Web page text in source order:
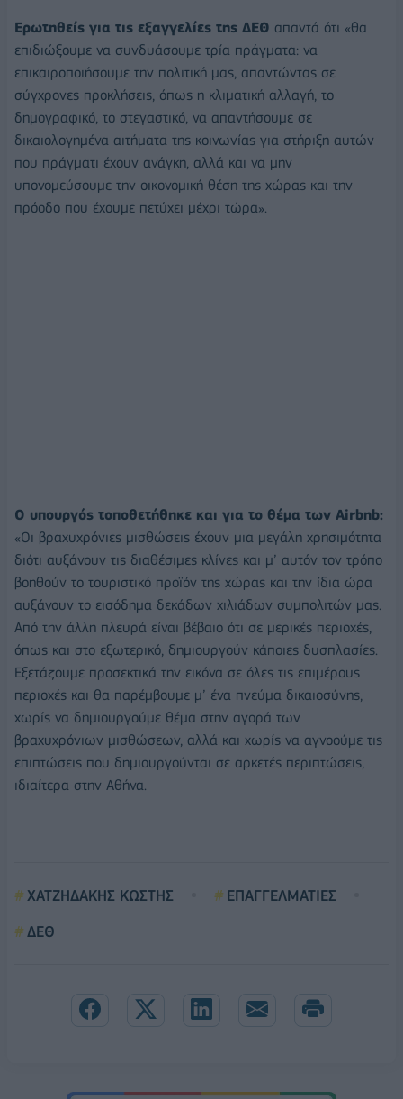
Ερωτηθείς για τις εξαγγελίες της ΔΕΘ απαντά ότι «θα
επιδιώξουµε να συνδυάσουµε τρία πράγµατα: να
επικαιροποιήσουµε την πολιτική µας, απαντώντας σε
σύγχρονες προκλήσεις, όπως η κλιµατική αλλαγή, το
δηµογραφικό, το στεγαστικό, να απαντήσουµε σε
δικαιολογηµένα αιτήµατα της κοινωνίας για στήριξη αυτών
που πράγµατι έχουν ανάγκη, αλλά και να µην
υπονοµεύσουµε την οικονοµική θέση της χώρας και την
πρόοδο που έχουµε πετύχει µέχρι τώρα».
Ο υπουργός τοποθετήθηκε και για το θέμα των Airbnb:
«Οι βραχυχρόνιες µισθώσεις έχουν µια µεγάλη χρησιµότητα
διότι αυξάνουν τις διαθέσιµες κλίνες και µ’ αυτόν τον τρόπο
βοηθούν το τουριστικό προϊόν της χώρας και την ίδια ώρα
αυξάνουν το εισόδηµα δεκάδων χιλιάδων συµπολιτών µας.
Από την άλλη πλευρά είναι βέβαιο ότι σε µερικές περιοχές,
όπως και στο εξωτερικό, δηµιουργούν κάποιες δυσπλασίες.
Εξετάζουµε προσεκτικά την εικόνα σε όλες τις επιµέρους
περιοχές και θα παρέµβουµε µ’ ένα πνεύµα δικαιοσύνης,
χωρίς να δηµιουργούµε θέµα στην αγορά των
βραχυχρόνιων µισθώσεων, αλλά και χωρίς να αγνοούµε τις
επιπτώσεις που δηµιουργούνται σε αρκετές περιπτώσεις,
ιδιαίτερα στην Αθήνα.
ΧΑΤΖΗΔΑΚΗΣ ΚΩΣΤΗΣ
ΕΠΑΓΓΕΛΜΑΤΙΕΣ
ΔΕΘ